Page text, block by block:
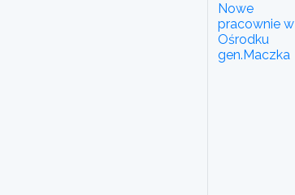
Nowe
pracownie w
Ośrodku
gen.Maczka